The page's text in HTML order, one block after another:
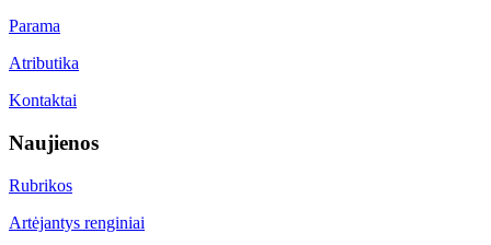
Parama
Atributika
Kontaktai
Naujienos
Rubrikos
Artėjantys renginiai